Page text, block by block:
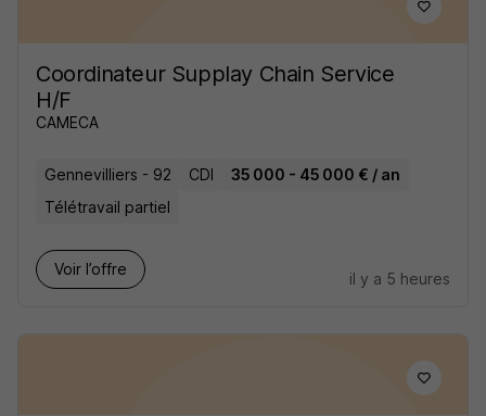
Coordinateur Supplay Chain Service
H/F
CAMECA
Gennevilliers - 92 CDI
35 000 - 45 000 € / an
Télétravail partiel
Voir l’offre
il y a 5 heures